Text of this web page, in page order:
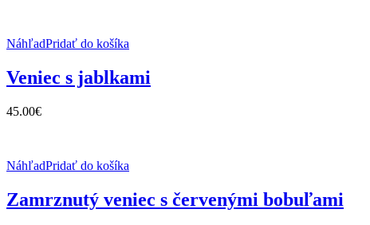
NáhľadPridať do košíka
Veniec s jablkami
45.00€
NáhľadPridať do košíka
Zamrznutý veniec s červenými bobuľami